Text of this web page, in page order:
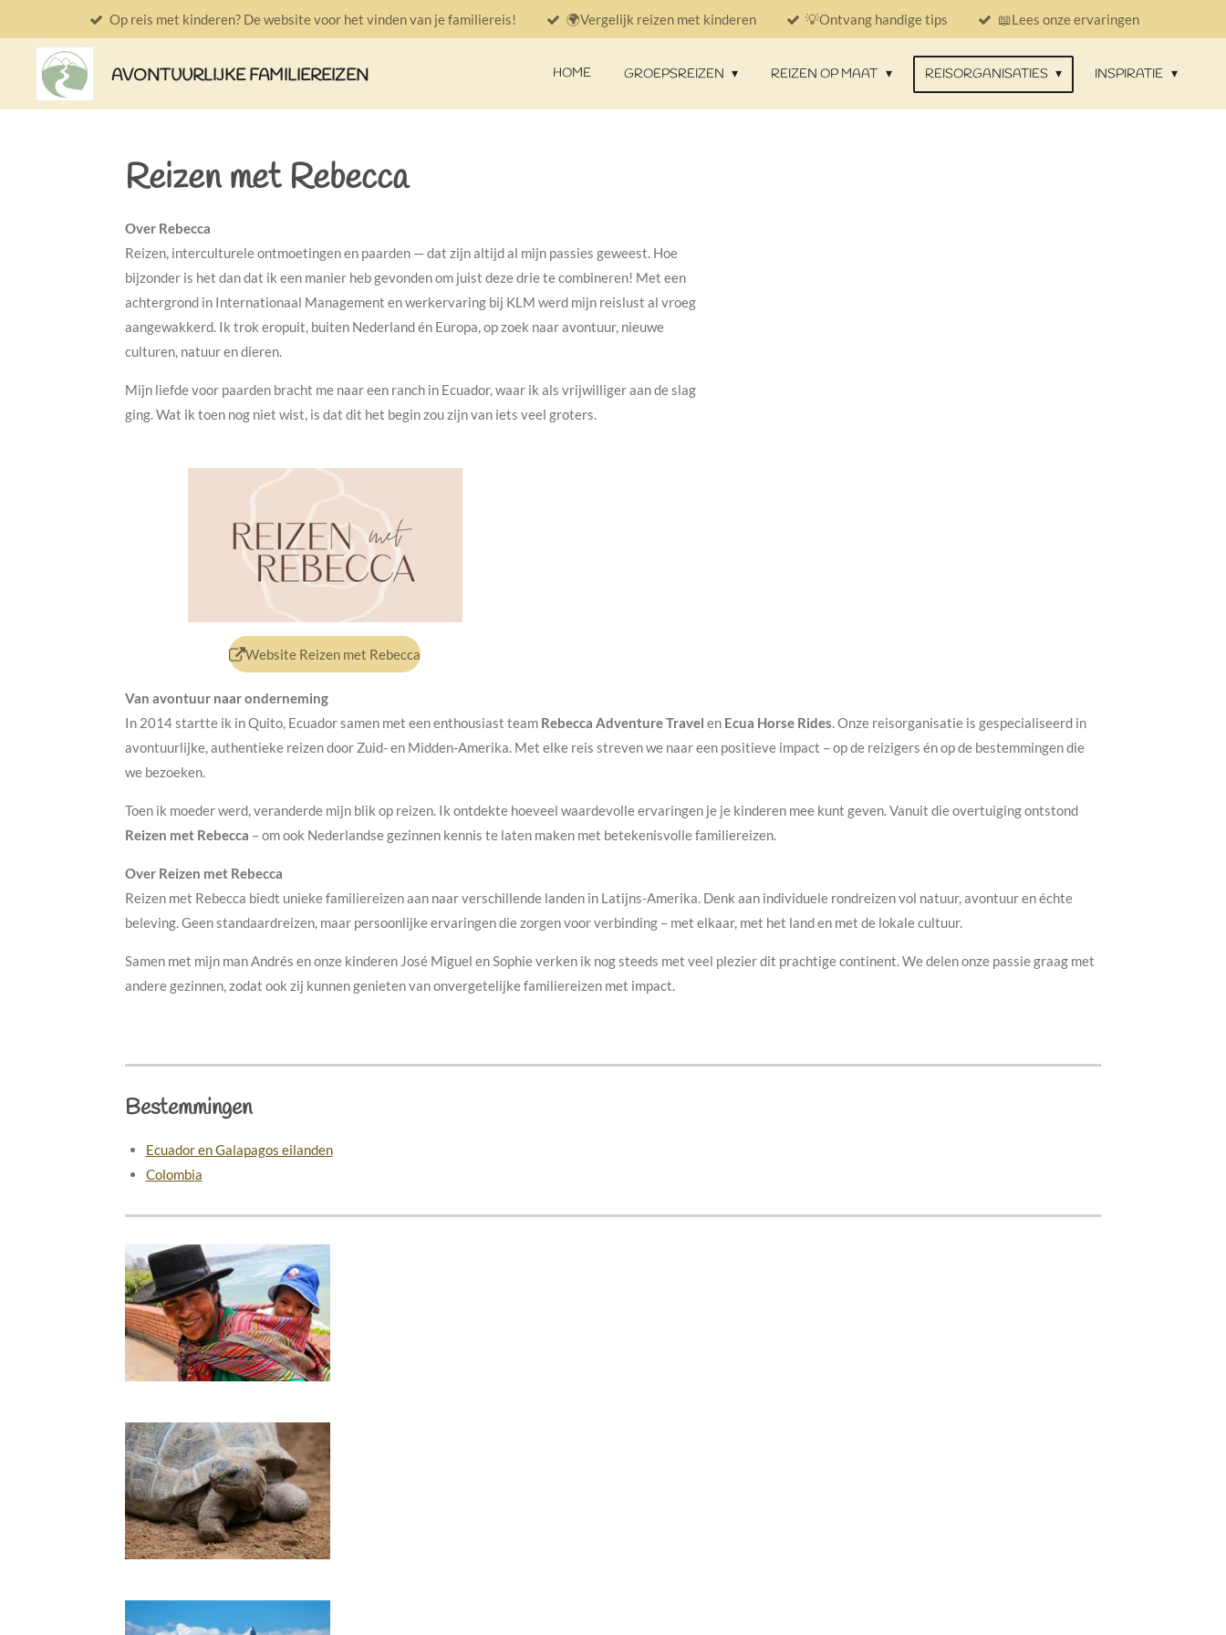
direct
Op reis met kinderen? De website voor het vinden van je familiereis! 🌍Vergelijk reizen met kinderen 💡Ontvang handige tips 📖Lees onze ervaringen
AVONTUURLIJKE FAMILIEREIZEN HOME GROEPSREIZEN REIZEN OP MAAT REISORGANISATIES INSPIRATIE
Reizen met Rebecca
Over Rebecca
Reizen, interculturele ontmoetingen en paarden — dat zijn altijd al mijn passies geweest. Hoe
bijzonder is het dan dat ik een manier heb gevonden om juist deze drie te combineren! Met een
achtergrond in Internationaal Management en werkervaring bij KLM werd mijn reislust al vroeg
aangewakkerd. Ik trok eropuit, buiten Nederland én Europa, op zoek naar avontuur, nieuwe
culturen, natuur en dieren.
Mijn liefde voor paarden bracht me naar een ranch in Ecuador, waar ik als vrijwilliger aan de slag
ging. Wat ik toen nog niet wist, is dat dit het begin zou zijn van iets veel groters.
Website Reizen met Rebecca
Van avontuur naar onderneming
In 2014 startte ik in Quito, Ecuador samen met een enthousiast team Rebecca Adventure Travel en Ecua Horse Rides. Onze reisorganisatie is gespecialiseerd in
avontuurlijke, authentieke reizen door Zuid- en Midden-Amerika. Met elke reis streven we naar een positieve impact – op de reizigers én op de bestemmingen die
we bezoeken.
Toen ik moeder werd, veranderde mijn blik op reizen. Ik ontdekte hoeveel waardevolle ervaringen je je kinderen mee kunt geven. Vanuit die overtuiging ontstond
Reizen met Rebecca – om ook Nederlandse gezinnen kennis te laten maken met betekenisvolle familiereizen.
Over Reizen met Rebecca
Reizen met Rebecca biedt unieke familiereizen aan naar verschillende landen in Latijns-Amerika. Denk aan individuele rondreizen vol natuur, avontuur en échte
beleving. Geen standaardreizen, maar persoonlijke ervaringen die zorgen voor verbinding – met elkaar, met het land en met de lokale cultuur.
Samen met mijn man Andrés en onze kinderen José Miguel en Sophie verken ik nog steeds met veel plezier dit prachtige continent. We delen onze passie graag met
andere gezinnen, zodat ook zij kunnen genieten van onvergetelijke familiereizen met impact.
Bestemmingen
Ecuador en Galapagos eilanden
Colombia